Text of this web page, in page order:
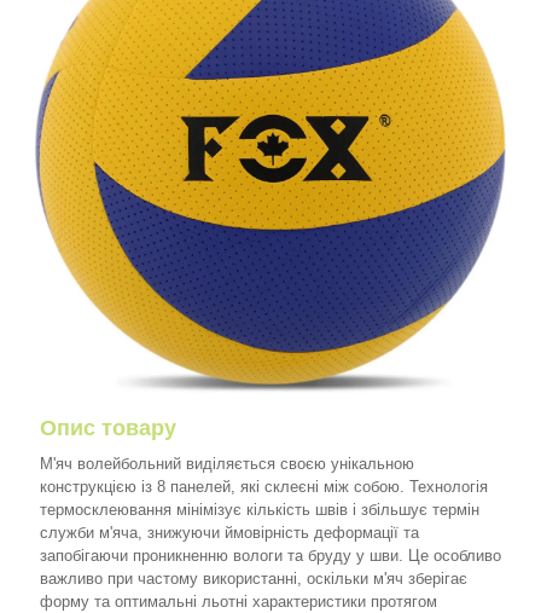
Опис товару
М'яч волейбольний виділяється своєю унікальною
конструкцією із 8 панелей, які склеєні між собою. Технологія
термосклеювання мінімізує кількість швів і збільшує термін
служби м'яча, знижуючи ймовірність деформації та
запобігаючи проникненню вологи та бруду у шви. Це особливо
важливо при частому використанні, оскільки м'яч зберігає
форму та оптимальні льотні характеристики протягом